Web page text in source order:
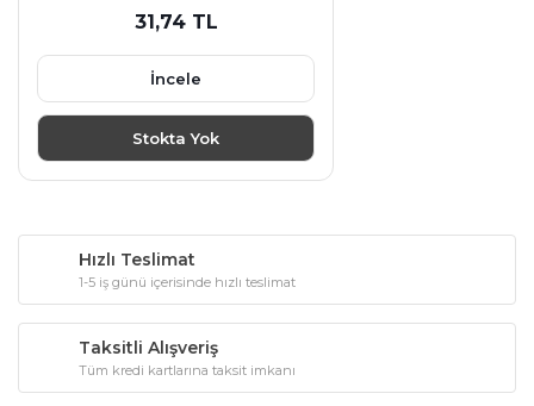
31,74 TL
İncele
Stokta Yok
Hızlı Teslimat
1-5 iş günü içerisinde hızlı teslimat
Taksitli Alışveriş
Tüm kredi kartlarına taksit imkanı